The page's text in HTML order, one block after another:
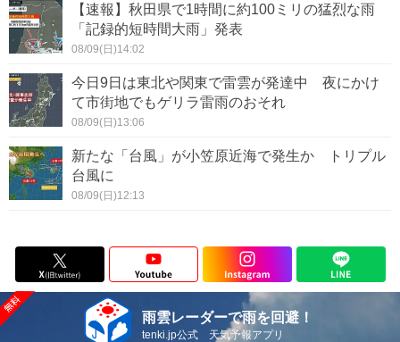
【速報】秋田県で1時間に約100ミリの猛烈な雨
「記録的短時間大雨」発表
08/09(日)14:02
今日9日は東北や関東で雷雲が発達中 夜にかけ
て市街地でもゲリラ雷雨のおそれ
08/09(日)13:06
新たな「台風」が小笠原近海で発生か トリプル
台風に
08/09(日)12:13
雨雲レーダーで雨を回避！
tenki.jp公式 天気予報アプリ